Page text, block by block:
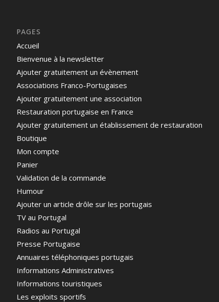
PAGES
Accueil
Bienvenue à la newsletter
Ajouter gratuitement un évènement
Associations Franco-Portugaises
Ajouter gratuitement une association
Restauration portugaise en France
Ajouter gratuitement un établissement de restauration
Boutique
Mon compte
Panier
Validation de la commande
Humour
Ajouter un article drôle sur les portugais
TV au Portugal
Radios au Portugal
Presse Portugaise
Annuaires téléphoniques portugais
Informations Administratives
Informations touristiques
Les exploits sportifs